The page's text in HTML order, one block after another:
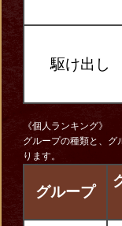
駆け出し
《個人ランキング》
グループの種類と、グ
ります。
グループ